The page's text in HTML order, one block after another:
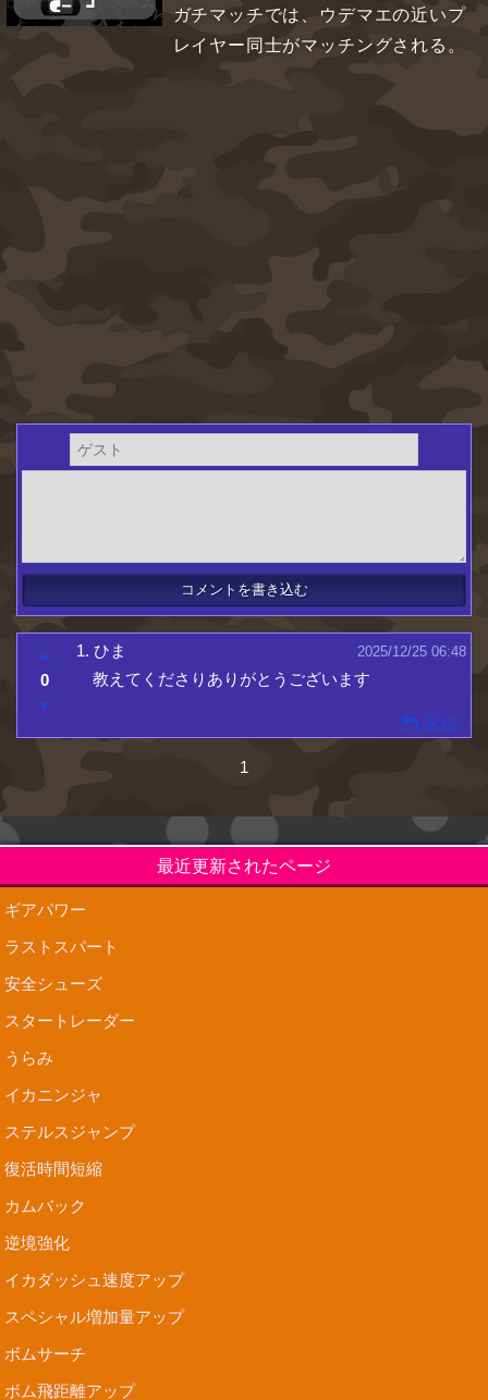
ガチマッチでは、ウデマエの近いプ
レイヤー同士がマッチングされる。
1.ひま 2025/12/25 06:48
教えてくださりありがとうございます
0
返信
1
最近更新されたページ
ギアパワー
ラストスパート
安全シューズ
スタートレーダー
うらみ
イカニンジャ
ステルスジャンプ
復活時間短縮
カムバック
逆境強化
イカダッシュ速度アップ
スペシャル増加量アップ
ボムサーチ
ボム飛距離アップ